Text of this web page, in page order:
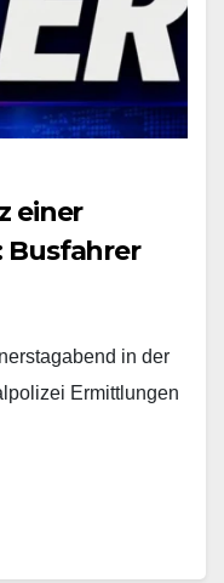
einer
Busfahrer
in der
Ermittlungen